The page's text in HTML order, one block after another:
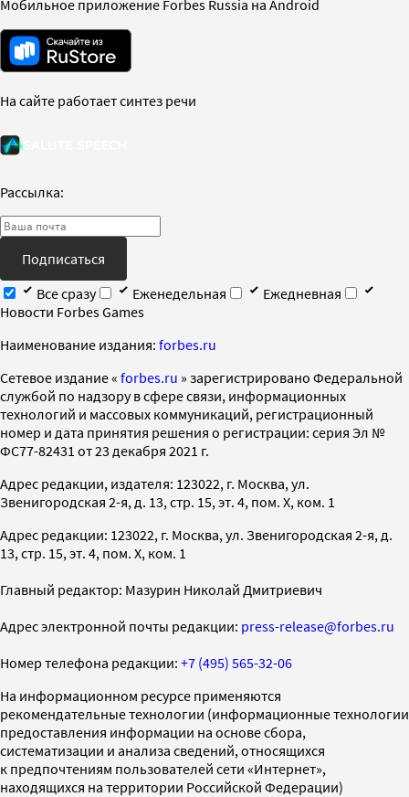
Мобильное приложение Forbes Russia на Android
На сайте работает синтез речи
Рассылка:
Подписаться
Все сразу
Еженедельная
Ежедневная
Новости Forbes Games
Наименование издания: forbes.ru
Cетевое издание « forbes.ru » зарегистрировано Федеральной
службой по надзору в сфере связи, информационных
технологий и массовых коммуникаций, регистрационный
номер и дата принятия решения о регистрации: серия Эл №
ФС77-82431 от 23 декабря 2021 г.
Адрес редакции, издателя: 123022, г. Москва, ул.
Звенигородская 2-я, д. 13, стр. 15, эт. 4, пом. X, ком. 1
Адрес редакции: 123022, г. Москва, ул. Звенигородская 2-я, д.
13, стр. 15, эт. 4, пом. X, ком. 1
Главный редактор: Мазурин Николай Дмитриевич
Адрес электронной почты редакции: press-release@forbes.ru
Номер телефона редакции: +7 (495) 565-32-06
На информационном ресурсе применяются
рекомендательные технологии (информационные технологии
предоставления информации на основе сбора,
систематизации и анализа сведений, относящихся
к предпочтениям пользователей сети «Интернет»,
находящихся на территории Российской Федерации)